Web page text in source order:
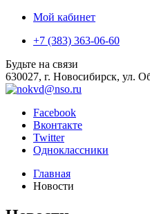
Мой кабинет
+7 (383) 363-06-60
Будьте на связи
630027, г. Новосибирск, ул.
Facebook
Вконтакте
Twitter
Одноклассники
Главная
Новости